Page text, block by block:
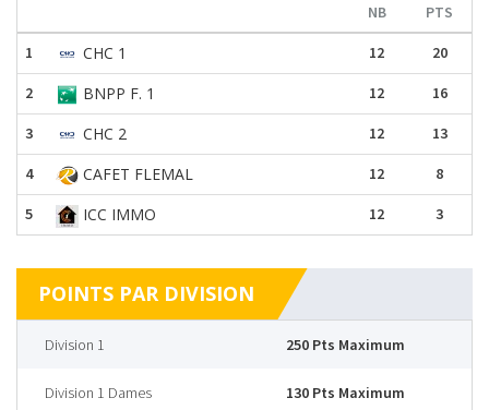
NB PTS
1 CHC 1 12 20
2 BNPP F. 1 12 16
3 CHC 2 12 13
4 CAFET FLEMAL 12 8
5 ICC IMMO 12 3
POINTS PAR DIVISION
Division 1 250 Pts Maximum
Division 1 Dames 130 Pts Maximum